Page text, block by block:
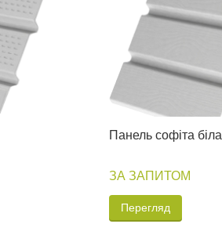
Панель софіта біла
ЗА ЗАПИТОМ
Перегляд